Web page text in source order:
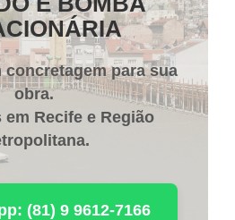
concretagem para sua
obra.
em Recife e Região
.
(81) 9 9612-7166